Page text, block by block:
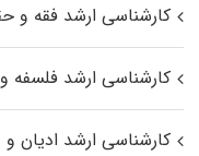
کارشناسی ارشد فقه و
کارشناسی ارشد فلسفه
کارشناسی ارشد ادیان